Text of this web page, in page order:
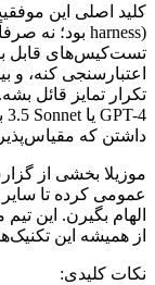
کلید اصلی این
harness) بود؛ نه صرفاً
تست‌کیس‌های قابل
اعتبارسنجی کنه، و
تکرار تمایز قائل بشه.
GPT-4 یا Sonnet
3.5
داشتن که
موزیلا بخشی از
عمومی کرده تا سایر
الهام بگیرن. این تیم
از همیشه این
نکات کلیدی: